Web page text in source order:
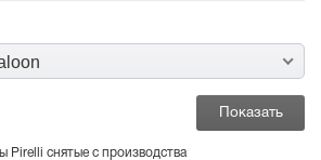
Pirelli снятые с производства